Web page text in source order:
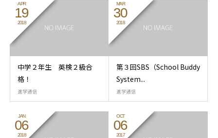
APR
19
2018
中学２年生 英検２級合
格！
進学通信
MAR
30
2018
第３回SBS（School Buddy
System...
進学通信
JAN
06
2018
OCT
06
2017